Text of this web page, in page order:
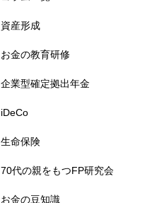
資産形成
お金の教育研修
企業型確定拠出年金
iDeCo
生命保険
70代の親をもつFP研究会
お金の豆知識